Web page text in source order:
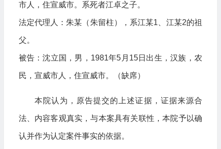
市人，住宣威市。系死者江卓之子。
法定代理人：朱某（朱留柱），系江某1、江某2的祖
父。
被告：沈立国，男，1981年5月15日出生，汉族，农
民，宣威市人，住宣威市。（缺席）
本院认为，原告提交的上述证据，证据来源合
法、内容客观真实，与本案具有关联性，本院予以确
认并作为认定案件事实的依据。